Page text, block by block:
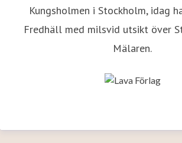
Kungsholmen i Stockholm, idag
Fredhäll med milsvid utsikt över
Mälaren.